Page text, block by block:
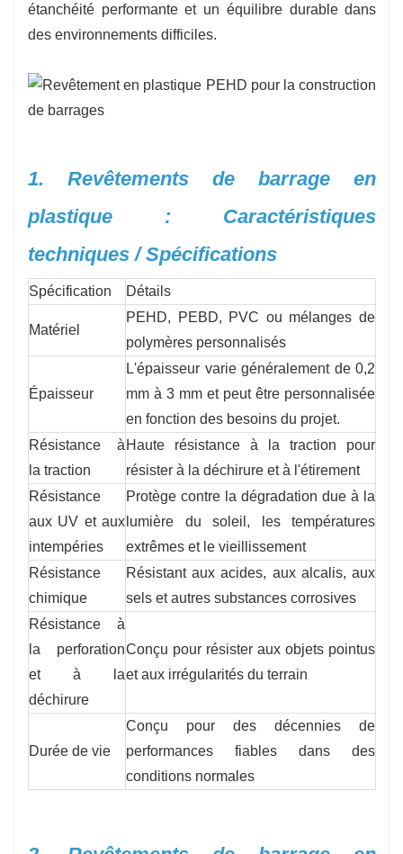
étanchéité performante et un équilibre durable dans
des environnements difficiles.
1. Revêtements de barrage en
plastique : Caractéristiques
techniques / Spécifications
Spécification Détails
Matériel
PEHD, PEBD, PVC ou mélanges de
polymères personnalisés
Épaisseur
L'épaisseur varie généralement de 0,2
mm à 3 mm et peut être personnalisée
en fonction des besoins du projet.
Résistance à
la traction
Haute résistance à la traction pour
résister à la déchirure et à l'étirement
Résistance
aux UV et aux
intempéries
Protège contre la dégradation due à la
lumière du soleil, les températures
extrêmes et le vieillissement
Résistance
chimique
Résistant aux acides, aux alcalis, aux
sels et autres substances corrosives
Résistance à
la perforation
et à la
déchirure
Conçu pour résister aux objets pointus
et aux irrégularités du terrain
Durée de vie
Conçu pour des décennies de
performances fiables dans des
conditions normales